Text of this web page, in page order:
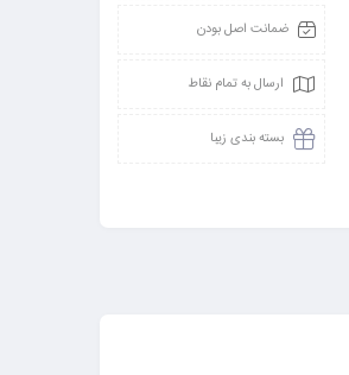
ضمانت اصل بودن
ارسال به تمام نقاط
بسته بندی زیبا